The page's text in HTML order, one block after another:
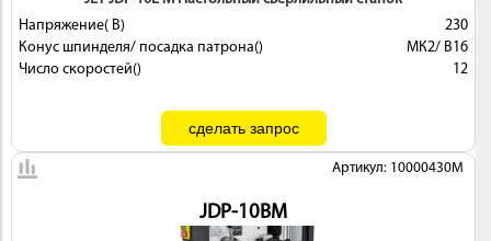
Напряжение( В)
230
Конус шпинделя/ посадка патрона()
МК2/ В16
Число скоростей()
12
Артикул: 10000430M
JDP-10BM